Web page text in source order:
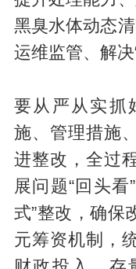
黑臭水体动态
运维监管、解决
要从严从实抓
施、管理措施
进整改，全过
展问题“回头看
式”整改，确保
元筹资机制，